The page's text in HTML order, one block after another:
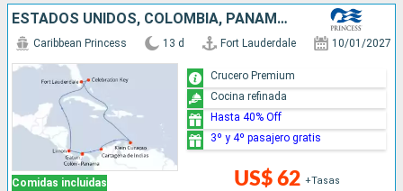
ESTADOS UNIDOS, COLOMBIA, PANAMÁ, COSTA RICA, BAHAMAS
Comidas incluidas
Caribbean Princess 13 d Fort Lauderdale 10/01/2027
US$ 62 +Tasas
Crucero Premium
Cocina refinada
Hasta 40% Off
3º y 4º pasajero gratis